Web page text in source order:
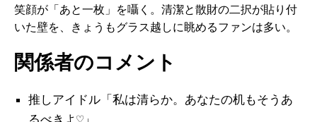
笑顔が「あと一枚」を囁く。清潔と散財の二択が貼り付
いた壁を、きょうもグラス越しに眺めるファンは多い。
関係者のコメント
推しアイドル「私は清らか。あなたの机もそうあ
るべきよ♡」